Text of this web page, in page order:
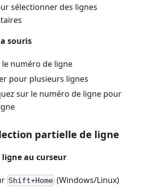
sélectionner des lignes
souris
le numéro de ligne
pour plusieurs lignes
sur le numéro de ligne pour
partielle de ligne
ligne au curseur
Shift+Home (Windows/Linux)